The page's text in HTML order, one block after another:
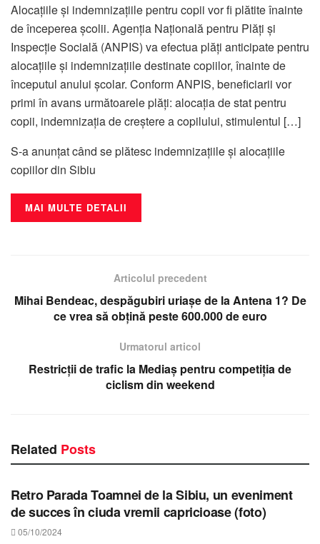
Alocațiile și indemnizațiile pentru copii vor fi plătite înainte
de începerea școlii. Agenția Națională pentru Plăți și
Inspecție Socială (ANPIS) va efectua plăți anticipate pentru
alocațiile și indemnizațiile destinate copiilor, înainte de
începutul anului școlar. Conform ANPIS, beneficiarii vor
primi în avans următoarele plăți: alocația de stat pentru
copii, indemnizația de creștere a copilului, stimulentul […]
S-a anunțat când se plătesc indemnizațiile și alocațiile
copiilor din Sibiu
MAI MULTE DETALII
Articolul precedent
Mihai Bendeac, despăgubiri uriașe de la Antena 1? De
ce vrea să obțină peste 600.000 de euro
Urmatorul articol
Restricții de trafic la Mediaș pentru competiția de
ciclism din weekend
Related Posts
STIRI SIBIU
Retro Parada Toamnei de la Sibiu, un eveniment
de succes în ciuda vremii capricioase (foto)
05/10/2024